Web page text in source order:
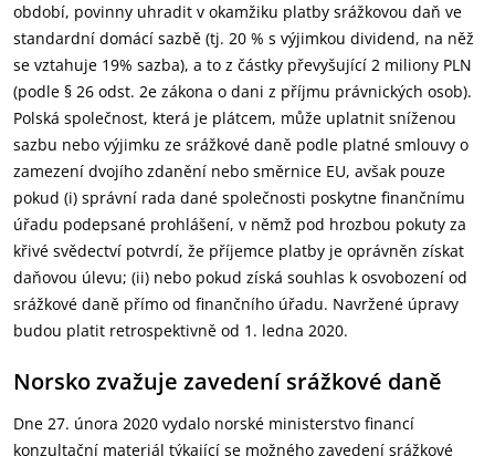
období, povinny uhradit v okamžiku platby srážkovou daň ve
standardní domácí sazbě (tj. 20 % s výjimkou dividend, na něž
se vztahuje 19% sazba), a to z částky převyšující 2 miliony PLN
(podle § 26 odst. 2e zákona o dani z příjmu právnických osob).
Polská společnost, která je plátcem, může uplatnit sníženou
sazbu nebo výjimku ze srážkové daně podle platné smlouvy o
zamezení dvojího zdanění nebo směrnice EU, avšak pouze
pokud (i) správní rada dané společnosti poskytne finančnímu
úřadu podepsané prohlášení, v němž pod hrozbou pokuty za
křivé svědectví potvrdí, že příjemce platby je oprávněn získat
daňovou úlevu; (ii) nebo pokud získá souhlas k osvobození od
srážkové daně přímo od finančního úřadu. Navržené úpravy
budou platit retrospektivně od 1. ledna 2020.
Norsko zvažuje zavedení srážkové daně
Dne 27. února 2020 vydalo norské ministerstvo financí
konzultační materiál týkající se možného zavedení srážkové